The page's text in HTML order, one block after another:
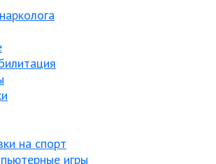
на спорт
игры